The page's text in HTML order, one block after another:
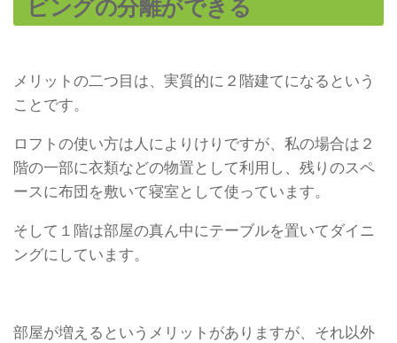
ビングの分離ができる
メリットの二つ目は、実質的に２階建てになるという
ことです。
ロフトの使い方は人によりけりですが、私の場合は２
階の一部に衣類などの物置として利用し、残りのスペ
ースに布団を敷いて寝室として使っています。
そして１階は部屋の真ん中にテーブルを置いてダイニ
ングにしています。
部屋が増えるというメリットがありますが、それ以外